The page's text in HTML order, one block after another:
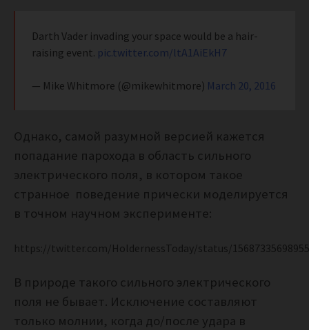
Darth Vader invading your space would be a hair-
raising event. pic.twitter.com/ltA1AiEkH7
— Mike Whitmore (@mikewhitmore) March 20, 2016
Однако, самой разумной версией кажется
попадание парохода в область сильного
электрического поля, в котором такое
странное поведение прически моделируется
в точном научном эксперименте:
https://twitter.com/HoldernessToday/status/
В природе такого сильного электрического
поля не бывает. Исключение составляют
только молнии, когда до/после удара в